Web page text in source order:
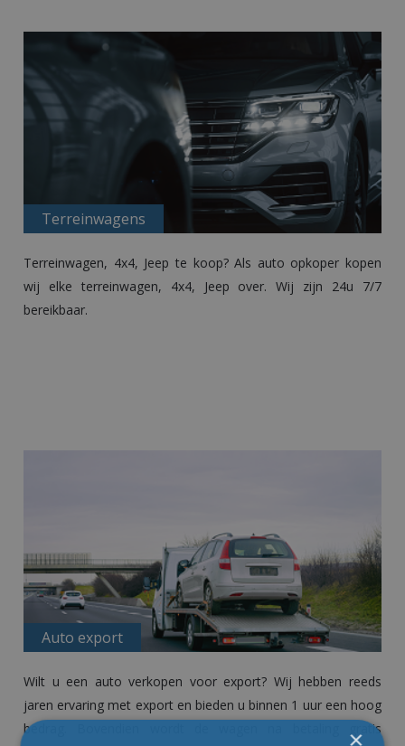
Terreinwagens
Terreinwagen, 4x4, Jeep te koop? Als auto opkoper kopen
wij elke terreinwagen, 4x4, Jeep over. Wij zijn 24u 7/7
bereikbaar.
Auto export
Wilt u een auto verkopen voor export? Wij hebben reeds
jaren ervaring met export en bieden u binnen 1 uur een hoog
bedrag. Bovendien wordt de wagen na betaling gratis
×